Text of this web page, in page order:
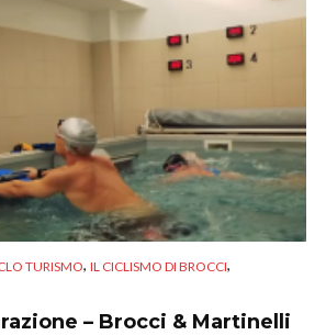
TURISMO, IL CICLISMO DI BROCCI,
– Brocci & Martinelli